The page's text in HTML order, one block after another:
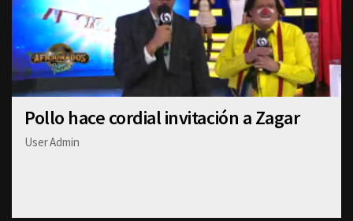
Pollo hace cordial invitación a Zagar
User Admin